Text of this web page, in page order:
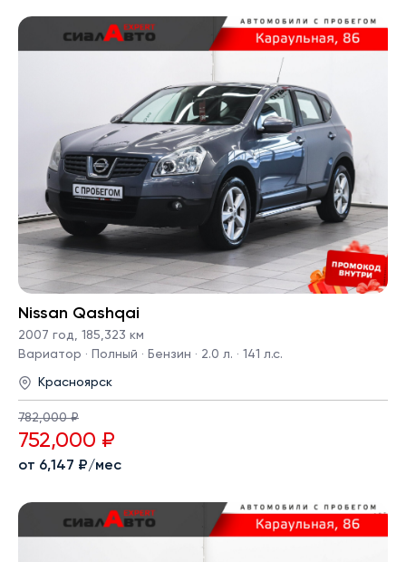
Nissan Qashqai
2007 год, 185,323 км
Вариатор · Полный · Бензин · 2.0 л. · 141 л.с.
Красноярск
782,000 ₽
752,000 ₽
от 6,147 ₽/мес